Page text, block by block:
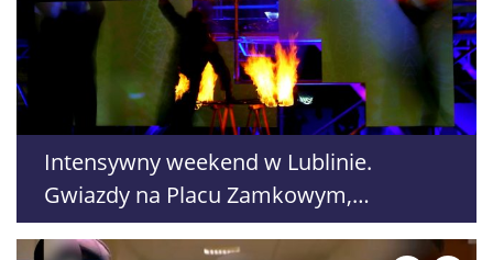
Intensywny weekend w Lublinie.
Gwiazdy na Placu Zamkowym,
Sztukmistrze i 709. urodziny miasta